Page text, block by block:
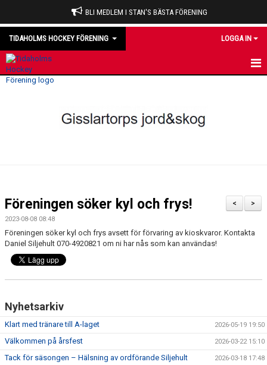
BLI MEDLEM I STAN'S BÄSTA FÖRENING
TIDAHOLMS HOCKEY FÖRENING LOGGA IN
MATCHER
DOMARE
MEDLEM
THF UNGDOMSPOLICY - RÖDA TRÅD
PROFILKLÄDER
>
<
Föreningen söker kyl och frys!
2023-08-08 08:48
Föreningen söker kyl och frys avsett för förvaring av kioskvaror. Kontakta
Daniel Siljehult 070-4920821 om ni har nås som kan användas!
Nyhetsarkiv
Klart med tränare till A-laget 2026-05-19 19:50
Välkommen på årsfest 2026-03-22 15:10
Tack för säsongen – Hälsning av ordförande Siljehult 2026-03-18 17:48